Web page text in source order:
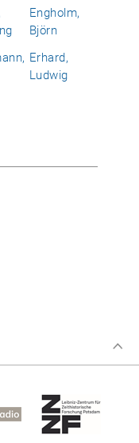
Engholm,
Björn
Erhard,
Ludwig